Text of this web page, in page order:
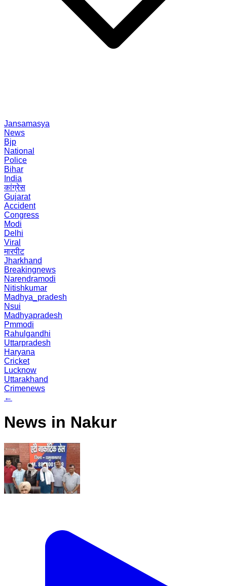
Jansamasya
News
Bjp
National
Police
Bihar
India
कांग्रेस
Gujarat
Accident
Congress
Modi
Delhi
Viral
मारपीट
Jharkhand
Breakingnews
Narendramodi
Nitishkumar
Madhya_pradesh
Nsui
Madhyapradesh
Pmmodi
Rahulgandhi
Uttarpradesh
Haryana
Cricket
Lucknow
Uttarakhand
Crimenews
←
News in Nakur